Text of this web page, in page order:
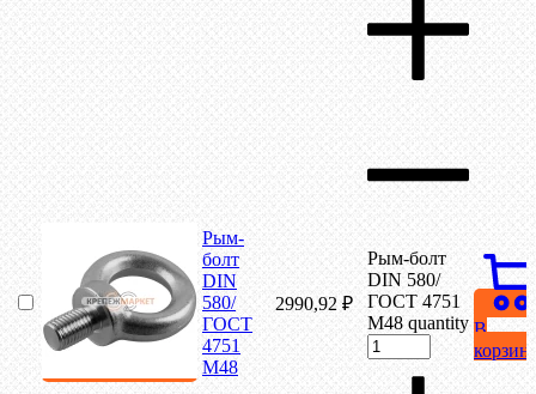
Рым-
болт
DIN
580/
ГОСТ
4751
М48
2990,92 ₽
Рым-болт
DIN 580/
ГОСТ 4751
М48 quantity В